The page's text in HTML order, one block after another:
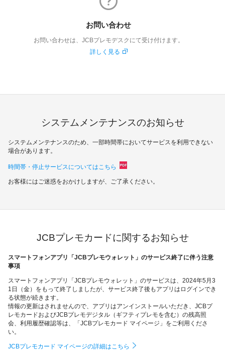
お問い合わせ
お問い合わせは、JCBプレモデスクにて受け付けます。
詳しく見る
システムメンテナンスのお知らせ
システムメンテナンスのため、一部時間帯においてサービスを利用できない
場合があります。
時間帯・停止サービスについてはこちら
お客様にはご迷惑をおかけしますが、ご了承ください。
JCBプレモカードに関するお知らせ
スマートフォンアプリ「JCBプレモウォレット」のサービス終了に伴う注意
事項
スマートフォンアプリ「JCBプレモウォレット」のサービスは、2024年5月3
1日（金）をもって終了しましたが、サービス終了後もアプリはログインでき
る状態が続きます。
情報の更新はされませんので、アプリはアンインストールいただき、JCBプ
レモカードおよびJCBプレモデジタル（ギフティプレモを含む）の残高照
会、利用履歴確認等は、「JCBプレモカード マイページ」をご利用くださ
い。
JCBプレモカード マイページの詳細はこちら